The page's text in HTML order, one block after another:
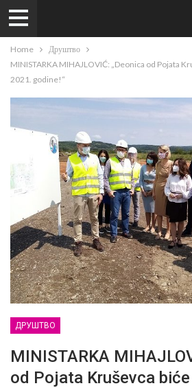
Home
Друштво
MINISTARKA MIHAJLOVIĆ: „Deonica od Pojata
2021. godine!“
ДРУШТВО
MINISTARKA
od Pojata Kruševca